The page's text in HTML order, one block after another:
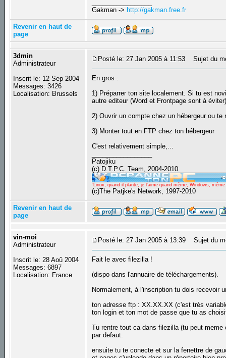
Gakman -> http://gakman.free.fr
Revenir en haut de
page
3dmin
Administrateur
Inscrit le: 12 Sep 2004
Messages: 3426
Localisation: Brussels
Posté le: 27 Jan 2005 à 11:53 Sujet du
En gros :
1) Préparrer ton site localement. Si tu est
autre editeur (Word et Frontpage sont à
2) Ouvrir un compte chez un hébergeur ou
3) Monter tout en FTP chez ton hébergeur
C'est relativement simple,...
Patojiku
(c) D.T.P.C. Team, 2004-2010
"Linux, quand il plante, je l'aime quand même, Windows,
(c)The Patjke's Network, 1997-2010
Revenir en haut de
page
vin-moi
Administrateur
Inscrit le: 28 Aoû 2004
Messages: 6897
Localisation: France
Posté le: 27 Jan 2005 à 13:39 Sujet du
Fait le avec filezilla !
(dispo dans l'annuaire de téléchargements).
Normalement, à l'inscription tu dois recevoir
ton adresse ftp : XX.XX.XX (c'est très
ton login et ton mot de passe que tu as
Tu rentre tout ca dans filezilla (tu peut
par defaut.
ensuite tu te conecte et sur la fenettre de